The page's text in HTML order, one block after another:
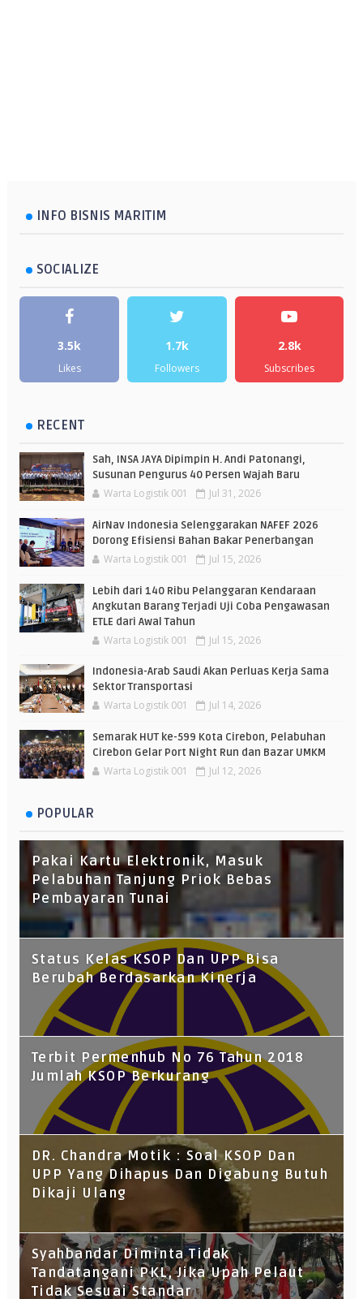
INFO BISNIS MARITIM
SOCIALIZE
3.5k
Likes
1.7k
Followers
2.8k
Subscribes
RECENT
Sah, INSA JAYA Dipimpin H. Andi Patonangi,
Susunan Pengurus 40 Persen Wajah Baru
Warta Logistik 001 Jul 31, 2026
AirNav Indonesia Selenggarakan NAFEF 2026
Dorong Efisiensi Bahan Bakar Penerbangan
Warta Logistik 001 Jul 15, 2026
Lebih dari 140 Ribu Pelanggaran Kendaraan
Angkutan Barang Terjadi Uji Coba Pengawasan
ETLE dari Awal Tahun
Warta Logistik 001 Jul 15, 2026
Indonesia-Arab Saudi Akan Perluas Kerja Sama
Sektor Transportasi
Warta Logistik 001 Jul 14, 2026
Semarak HUT ke-599 Kota Cirebon, Pelabuhan
Cirebon Gelar Port Night Run dan Bazar UMKM
Warta Logistik 001 Jul 12, 2026
POPULAR
Pakai Kartu Elektronik, Masuk
Pelabuhan Tanjung Priok Bebas
Pembayaran Tunai
Status Kelas KSOP Dan UPP Bisa
Berubah Berdasarkan Kinerja
Terbit Permenhub No 76 Tahun 2018
Jumlah KSOP Berkurang
DR. Chandra Motik : Soal KSOP Dan
UPP Yang Dihapus Dan Digabung Butuh
Dikaji Ulang
Syahbandar Diminta Tidak
Tandatangani PKL, Jika Upah Pelaut
Tidak Sesuai Standar